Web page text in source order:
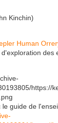
Kinchin)
Human
des
le guide de